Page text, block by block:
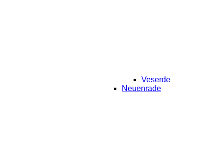
Veserde
Neuenrade